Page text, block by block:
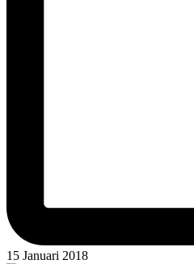
15 Januari 2018